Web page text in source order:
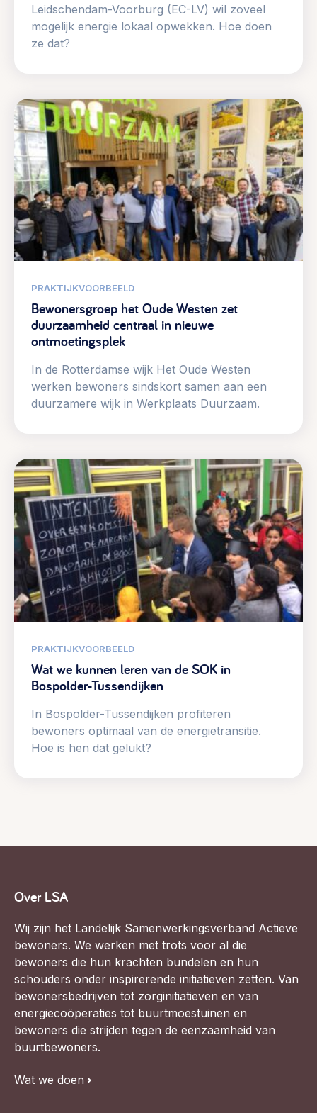
Leidschendam-Voorburg (EC-LV) wil zoveel
mogelijk energie lokaal opwekken. Hoe doen
ze dat?
PRAKTIJKVOORBEELD
Bewonersgroep het Oude Westen zet
duurzaamheid centraal in nieuwe
ontmoetingsplek
In de Rotterdamse wijk Het Oude Westen
werken bewoners sindskort samen aan een
duurzamere wijk in Werkplaats Duurzaam.
PRAKTIJKVOORBEELD
Wat we kunnen leren van de SOK in
Bospolder-Tussendijken
In Bospolder-Tussendijken profiteren
bewoners optimaal van de energietransitie.
Hoe is hen dat gelukt?
Over LSA
Wij zijn het Landelijk Samenwerkingsverband Actieve
bewoners. We werken met trots voor al die
bewoners die hun krachten bundelen en hun
schouders onder inspirerende initiatieven zetten. Van
bewonersbedrijven tot zorginitiatieven en van
energiecoöperaties tot buurtmoestuinen en
bewoners die strijden tegen de eenzaamheid van
buurtbewoners.
Wat we doen